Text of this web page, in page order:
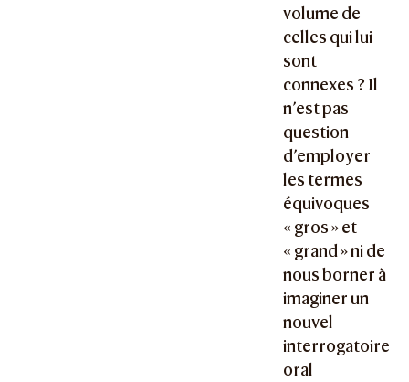
volume de
celles qui lui
sont
connexes ? Il
n’est pas
question
d’employer
les termes
équivoques
« gros » et
« grand » ni de
nous borner à
imaginer un
nouvel
interrogatoire
oral